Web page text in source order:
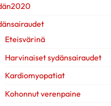
Eteisvärinä
Harvinaiset sydänsairaudet
Kardiomyopatiat
Kohonnut verenpaine